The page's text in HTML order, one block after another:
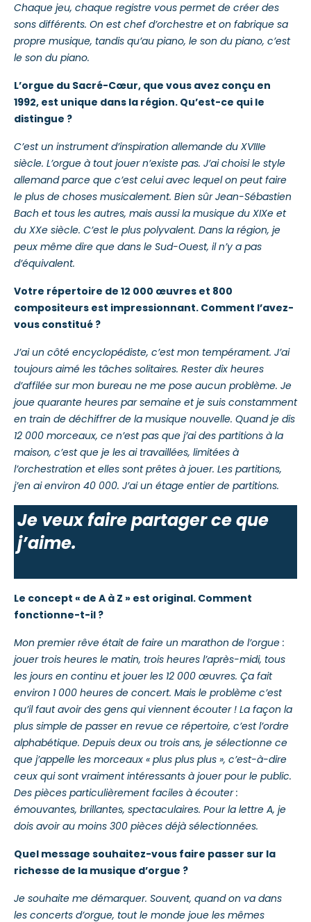
Chaque jeu, chaque registre vous permet de créer des
sons différents. On est chef d’orchestre et on fabrique sa
propre musique, tandis qu’au piano, le son du piano, c’est
le son du piano.
L’orgue du Sacré-Cœur, que vous avez conçu en
1992, est unique dans la région. Qu’est-ce qui le
distingue ?
C’est un instrument d’inspiration allemande du XVIIIe
siècle. L’orgue à tout jouer n’existe pas. J’ai choisi le style
allemand parce que c’est celui avec lequel on peut faire
le plus de choses musicalement. Bien sûr Jean-Sébastien
Bach et tous les autres, mais aussi la musique du XIXe et
du XXe siècle. C’est le plus polyvalent. Dans la région, je
peux même dire que dans le Sud-Ouest, il n’y a pas
d’équivalent.
Votre répertoire de 12 000 œuvres et 800
compositeurs est impressionnant. Comment l’avez-
vous constitué ?
J’ai un côté encyclopédiste, c’est mon tempérament. J’ai
toujours aimé les tâches solitaires. Rester dix heures
d’affilée sur mon bureau ne me pose aucun problème. Je
joue quarante heures par semaine et je suis constamment
en train de déchiffrer de la musique nouvelle. Quand je dis
12 000 morceaux, ce n’est pas que j’ai des partitions à la
maison, c’est que je les ai travaillées, limitées à
l’orchestration et elles sont prêtes à jouer. Les partitions,
j’en ai environ 40 000. J’ai un étage entier de partitions.
Je veux faire partager ce que
j’aime.
Le concept « de A à Z » est original. Comment
fonctionne-t-il ?
Mon premier rêve était de faire un marathon de l’orgue :
jouer trois heures le matin, trois heures l’après-midi, tous
les jours en continu et jouer les 12 000 œuvres. Ça fait
environ 1 000 heures de concert. Mais le problème c’est
qu’il faut avoir des gens qui viennent écouter ! La façon la
plus simple de passer en revue ce répertoire, c’est l’ordre
alphabétique. Depuis deux ou trois ans, je sélectionne ce
que j’appelle les morceaux « plus plus plus », c’est-à-dire
ceux qui sont vraiment intéressants à jouer pour le public.
Des pièces particulièrement faciles à écouter :
émouvantes, brillantes, spectaculaires. Pour la lettre A, je
dois avoir au moins 300 pièces déjà sélectionnées.
Quel message souhaitez-vous faire passer sur la
richesse de la musique d’orgue ?
Je souhaite me démarquer. Souvent, quand on va dans
les concerts d’orgue, tout le monde joue les mêmes